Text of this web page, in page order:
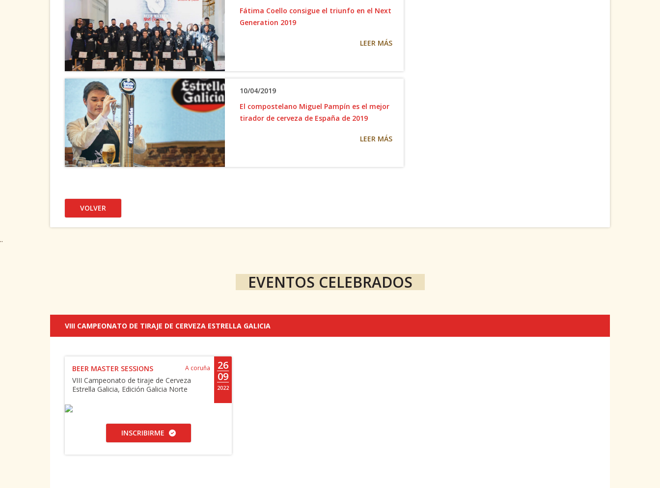
Fátima Coello consigue el triunfo en el Next
Generation 2019
LEER MÁS
10/04/2019
El compostelano Miguel Pampín es el mejor
tirador de cerveza de España de 2019
LEER MÁS
VOLVER
..
EVENTOS CELEBRADOS
VIII CAMPEONATO DE TIRAJE DE CERVEZA ESTRELLA GALICIA
26
09
2022
BEER MASTER SESSIONS A coruña
VIII Campeonato de tiraje de Cerveza
Estrella Galicia, Edición Galicia Norte
INSCRIBIRME